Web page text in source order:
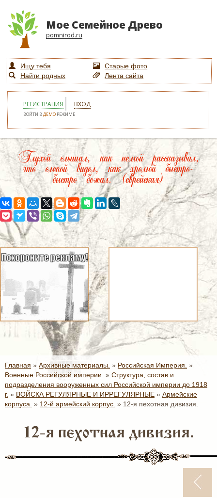
Мое Семейное Древо
pomnirod.ru
Ищу тебя
Старые фото
Найти родных
Лента сайта
РЕГИСТРАЦИЯ ВХОД
ВОЙТИ ВДЕМО РЕЖИМЕ
Глухой слышал, как немой рассказывал,
что слепой видел, как хромой быстро-
быстро бежал. (еврейская)
Главная » Архивные материалы. » Российская Империя. »
Военные Российской империи. » Структура, состав и
подразделения вооруженных сил Российской империи до 1918
г. » ВОЙСКА РЕГУЛЯРНЫЕ И ИРРЕГУЛЯРНЫЕ » Армейские
корпуса. » 12-й армейский корпус. » 12-я пехотная дивизия.
12-я пехотная дивизия.